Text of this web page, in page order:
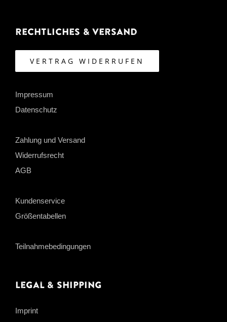
Rechtliches & Versand
VERTRAG WIDERRUFEN
Impressum
Datenschutz
Zahlung und Versand
Widerrufsrecht
AGB
Kundenservice
Größentabellen
Teilnahmebedingungen
Legal & Shipping
Imprint